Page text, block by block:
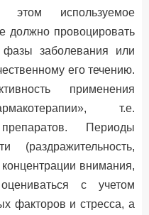
используемое
должно провоцировать
фазы заболевания или
его течению.
применения
т.е.
Периоды
(раздражительность,
внимания,
с учетом
факторов и стресса, а